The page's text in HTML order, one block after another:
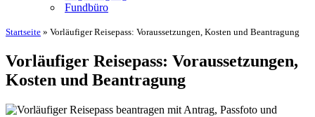
Fundbüro
Startseite » Vorläufiger Reisepass: Voraussetzungen, Kosten und Beantragung
Vorläufiger Reisepass: Voraussetzungen,
Kosten und Beantragung